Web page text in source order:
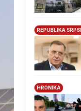
REPUBLIKA
HRONIKA